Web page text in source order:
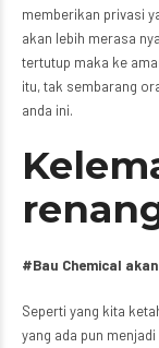
memberikan privasi
akan lebih merasa
tertutup maka ke
itu, tak sembarang
anda ini.
#Bau Chemical
Seperti yang kita
yang ada pun